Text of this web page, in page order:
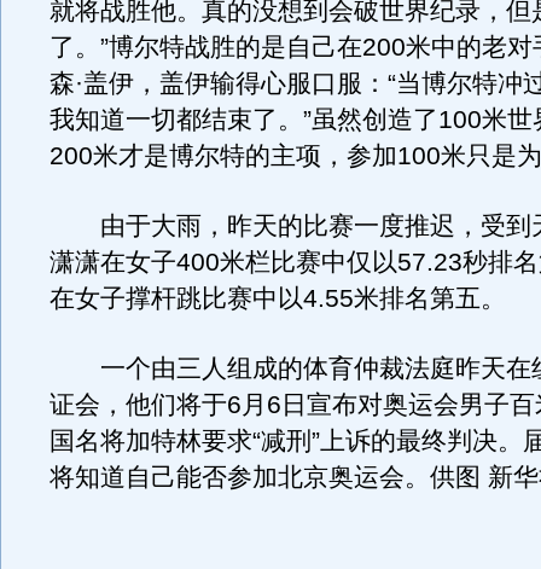
就将战胜他。真的没想到会破世界纪录，但
了。”博尔特战胜的是自己在200米中的老
森·盖伊，盖伊输得心服口服：“当博尔特冲
我知道一切都结束了。”虽然创造了100米
200米才是博尔特的主项，参加100米只是
由于大雨，昨天的比赛一度推迟，受到
潇潇在女子400米栏比赛中仅以57.23秒排
在女子撑杆跳比赛中以4.55米排名第五。
一个由三人组成的体育仲裁法庭昨天在
证会，他们将于6月6日宣布对奥运会男子
国名将加特林要求“减刑”上诉的最终判决。
将知道自己能否参加北京奥运会。供图 新